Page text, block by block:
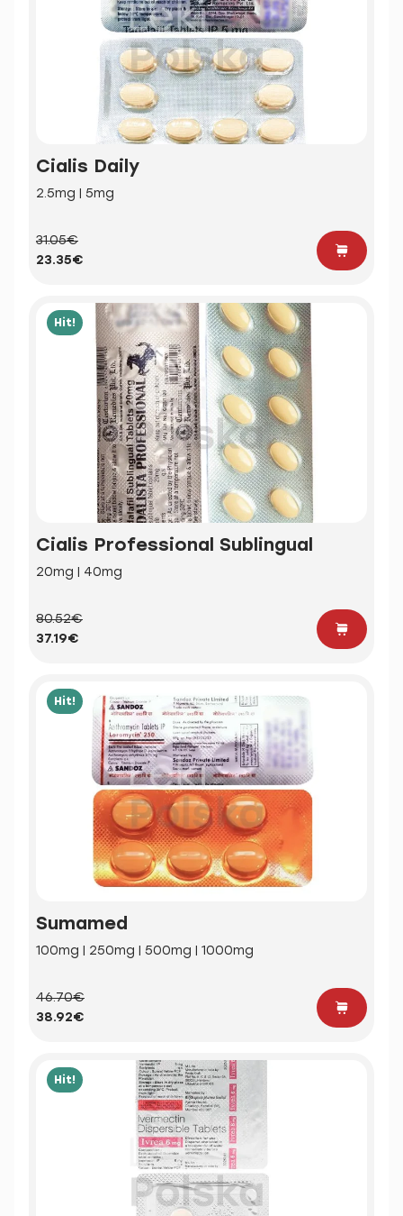
Cialis Daily
2.5mg | 5mg
31.05€
23.35€
Hit!
Cialis Professional Sublingual
20mg | 40mg
80.52€
37.19€
Hit!
Sumamed
100mg | 250mg | 500mg | 1000mg
46.70€
38.92€
Hit!